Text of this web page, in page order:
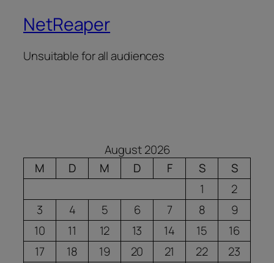
NetReaper
Unsuitable for all audiences
August 2026
M
D M D F S
S
1
2
3
4 5 6 7 8
9
10
11 12 13 14 15
16
17
18 19 20 21 22
23